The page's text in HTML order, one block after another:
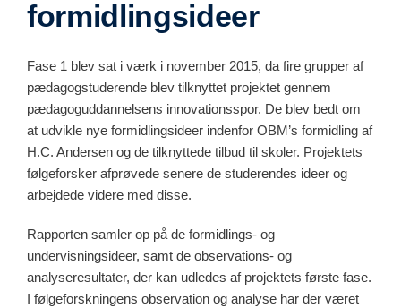
formidlingsideer
Fase 1 blev sat i værk i november 2015, da fire grupper af
pædagogstuderende blev tilknyttet projektet gennem
pædagoguddannelsens innovationsspor. De blev bedt om
at udvikle nye formidlingsideer indenfor OBM’s formidling af
H.C. Andersen og de tilknyttede tilbud til skoler. Projektets
følgeforsker afprøvede senere de studerendes ideer og
arbejdede videre med disse.
Rapporten samler op på de formidlings- og
undervisningsideer, samt de observations- og
analyseresultater, der kan udledes af projektets første fase.
I følgeforskningens observation og analyse har der været